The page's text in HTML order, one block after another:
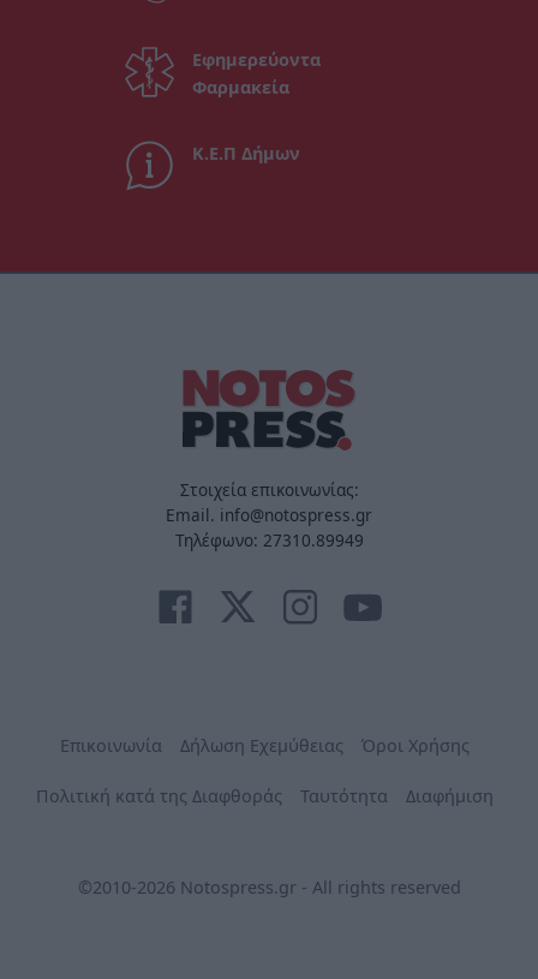
Εφημερεύοντα
Φαρμακεία
Κ.Ε.Π Δήμων
Στοιχεία επικοινωνίας:
Email. info@notospress.gr
Τηλέφωνο: 27310.89949
Επικοινωνία Δήλωση Εχεμύθειας Όροι Χρήσης
Πολιτική κατά της Διαφθοράς Ταυτότητα Διαφήμιση
©2010-2026 Notospress.gr - All rights reserved